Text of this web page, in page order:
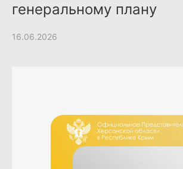
генеральному плану
16.06.2026